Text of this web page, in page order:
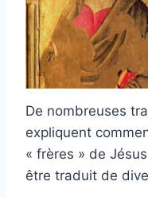
De nombreuses
expliquent
« frères » de
être traduit de